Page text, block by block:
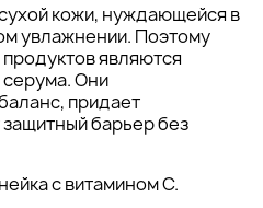
кожи, нуждающейся в
увлажнении. Поэтому
являются
Они
придает
барьер без
с витамином C.